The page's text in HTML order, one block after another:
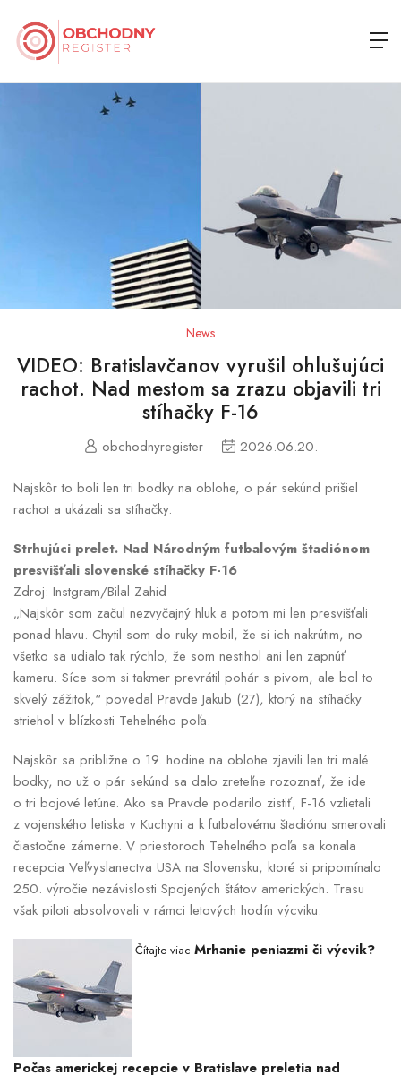
News
VIDEO: Bratislavčanov vyrušil ohlušujúci
rachot. Nad mestom sa zrazu objavili tri
stíhačky F-16
obchodnyregister 2026.06.20.
Najskôr to boli len tri bodky na oblohe, o pár sekúnd prišiel
rachot a ukázali sa stíhačky.
Strhujúci prelet. Nad Národným futbalovým štadiónom
presvišťali slovenské stíhačky F-16
Zdroj: Instgram/Bilal Zahid
„Najskôr som začul nezvyčajný hluk a potom mi len presvišťali
ponad hlavu. Chytil som do ruky mobil, že si ich nakrútim, no
všetko sa udialo tak rýchlo, že som nestihol ani len zapnúť
kameru. Síce som si takmer prevrátil pohár s pivom, ale bol to
skvelý zážitok,“ povedal Pravde Jakub (27), ktorý na stíhačky
striehol v blízkosti Tehelného poľa.
Najskôr sa približne o 19. hodine na oblohe zjavili len tri malé
bodky, no už o pár sekúnd sa dalo zreteľne rozoznať, že ide
o tri bojové letúne. Ako sa Pravde podarilo zistiť, F-16 vzlietali
z vojenského letiska v Kuchyni a k futbalovému štadiónu smerovali
čiastočne zámerne. V priestoroch Tehelného poľa sa konala
recepcia Veľvyslanectva USA na Slovensku, ktoré si pripomínalo
250. výročie nezávislosti Spojených štátov amerických. Trasu
však piloti absolvovali v rámci letových hodín výcviku.
Čítajte viac Mrhanie peniazmi či výcvik?
Počas americkej recepcie v Bratislave preletia nad